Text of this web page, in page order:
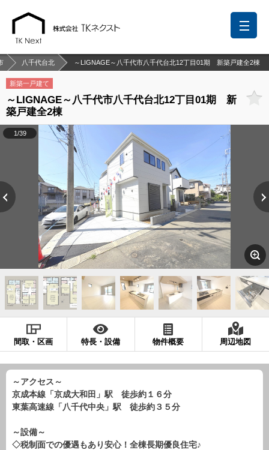
八千代台北 ～LIGNAGE～八千代市八千代台北12丁目01期 新築戸建全2棟
新築一戸建て
～LIGNAGE～八千代市八千代台北12丁目01期 新
築戸建全2棟
1/39
間取・区画 特長・設備 物件概要 周辺地図
～アクセス～
京成本線「京成大和田」駅 徒歩約１６分
東葉高速線「八千代中央」駅 徒歩約３５分
～設備～
◇税制面での優遇もあり安心！全棟長期優良住宅♪
前回の履歴 検討リスト 保存した検索条件
中国語での対応も可能です
お問い合わせ
営業メールは固くお断りします
お知らせ
千葉本店 松戸支店 成田支店 木更津支店
東京支店
神奈川支店
沖縄支店
現地販売会情報
千葉本店 松戸支店 成田支店 木更津支店
東京支店
スタッフ紹介
千葉本店 松戸支店 成田支店 木更津支店
東京支店
神奈川支店
お問い合わせ サイトマップ